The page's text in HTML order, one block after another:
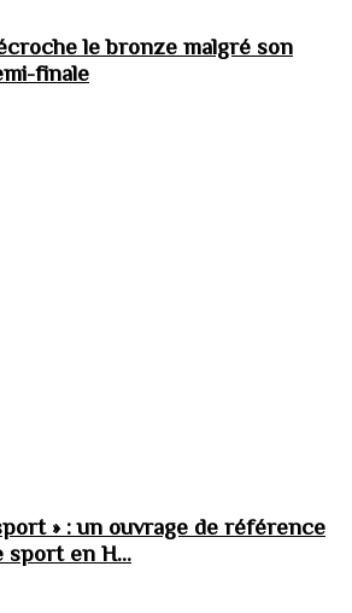
le bronze malgré son
finale
» : un ouvrage de référence
sport en H...